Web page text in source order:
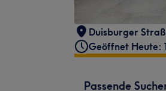
Duisburger
Geöffnet Heute:
Passende